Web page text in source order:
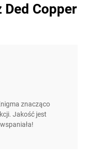
Copper
znacząco
Jakość jest